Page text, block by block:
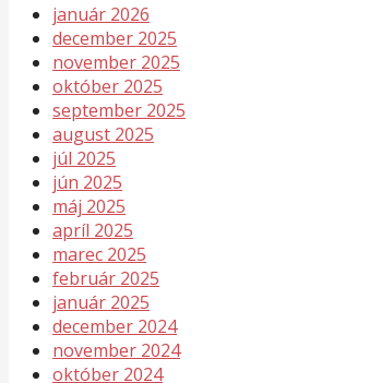
január 2026
december 2025
november 2025
október 2025
september 2025
august 2025
júl 2025
jún 2025
máj 2025
apríl 2025
marec 2025
február 2025
január 2025
december 2024
november 2024
október 2024